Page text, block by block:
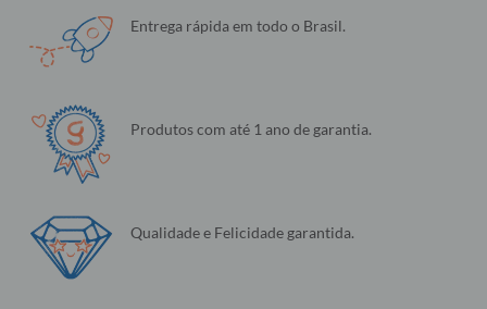
Entrega rápida em todo o Brasil.
Produtos com até 1 ano de garantia.
Qualidade e Felicidade garantida.